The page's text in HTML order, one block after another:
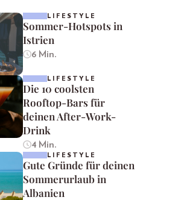
LIFESTYLE
Sommer-Hotspots in
Istrien
6 Min.
LIFESTYLE
Die 10 coolsten
Rooftop-Bars für
deinen After-Work-
Drink
4 Min.
LIFESTYLE
Gute Gründe für deinen
Sommerurlaub in
Albanien